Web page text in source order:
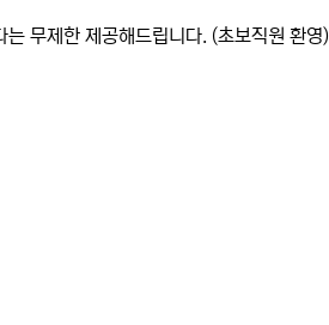
무제한 제공해드립니다. (초보직원 환영)